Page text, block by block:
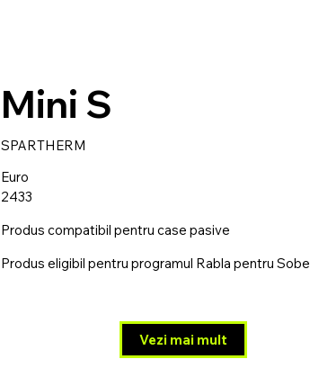
Mini S
SPARTHERM
Vezi mai mult
Euro
2433
Produs compatibil pentru case pasive
Produs eligibil pentru programul Rabla pentru Sobe